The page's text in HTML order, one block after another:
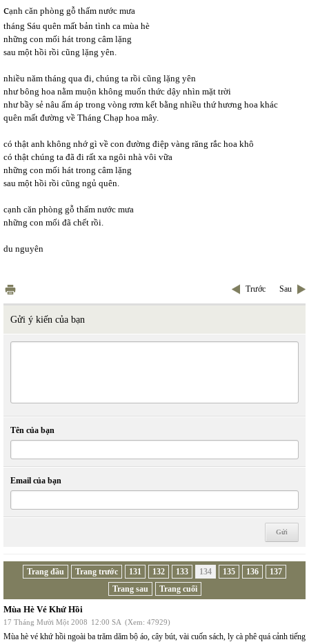
cạnh căn phòng gỗ thấm nước mưa
tháng Sáu quên mất bản tình ca mùa hè
những con mối hát trong câm lặng
sau một hồi rồi cũng lặng yên.
nhiều năm tháng qua đi, chúng ta rồi cũng lặng yên
như bông hoa nằm muộn không muốn thức dậy nhìn mặt trời
như bầy sẻ nâu ấm áp trong vòng rơm kết bằng nhiều thứ hương hoa khác
quên mất đường về Tháng Chạp hoa mây.
có thật anh không nhớ gì về con đường điệp vàng răng rắc hoa khô
có thật chúng ta đã đi rất xa ngôi nhà vôi vữa
những con mối hát trong câm lặng
sau một hồi rồi cũng ngủ quên.
cạnh căn phòng gỗ thấm nước mưa
những con mối đã chết rồi.
du nguyên
Trước Sau
Gửi ý kiến của bạn
Tên của bạn
Email của bạn
Trang đầu Trang trước 131 132 133 134 135 136
137
Trang sau
Trang cuối
Mùa Hè Vé Khứ Hồi
17 Tháng Mười Một 2008 12:00 SA (Xem: 47929)
Mùa hè vé khứ hồi ngoài ba trăm dăm bộ áo, cây bút, vài cuốn sách, ly cà phê quá cảnh tiếng